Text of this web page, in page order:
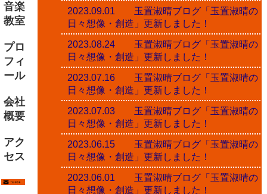
音楽
教室
プロ
フィ
ール
会社
概要
アク
セス
2023.09.01 玉置淑晴ブログ「玉置淑晴の
日々想像・創造」更新しました！
2023.08.24 玉置淑晴ブログ「玉置淑晴の
日々想像・創造」更新しました！
2023.07.16 玉置淑晴ブログ「玉置淑晴の
日々想像・創造」更新しました！
2023.07.03 玉置淑晴ブログ「玉置淑晴の
日々想像・創造」更新しました！
2023.06.15 玉置淑晴ブログ「玉置淑晴の
日々想像・創造」更新しました！
2023.06.01 玉置淑晴ブログ「玉置淑晴の
日々想像・創造」更新しました！